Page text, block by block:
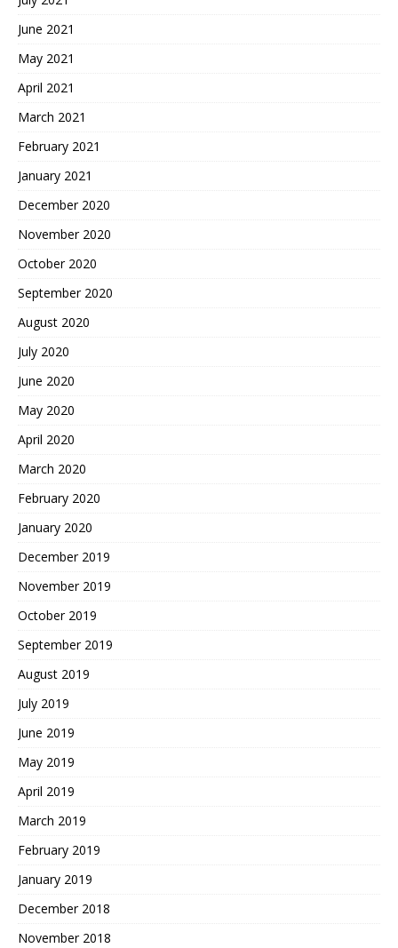
June 2021
May 2021
April 2021
March 2021
February 2021
January 2021
December 2020
November 2020
October 2020
September 2020
August 2020
July 2020
June 2020
May 2020
April 2020
March 2020
February 2020
January 2020
December 2019
November 2019
October 2019
September 2019
August 2019
July 2019
June 2019
May 2019
April 2019
March 2019
February 2019
January 2019
December 2018
November 2018